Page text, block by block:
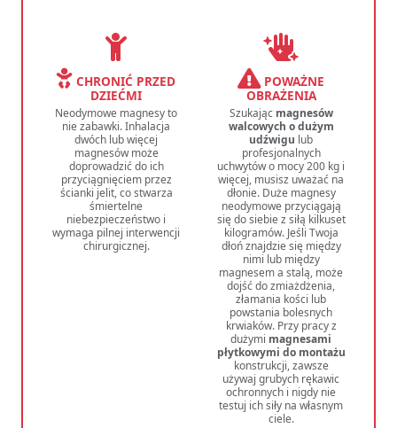
CHRONIĆ PRZED
DZIEĆMI
Neodymowe magnesy to
nie zabawki. Inhalacja
dwóch lub więcej
magnesów może
doprowadzić do ich
przyciągnięciem przez
ścianki jelit, co stwarza
śmiertelne
niebezpieczeństwo i
wymaga pilnej interwencji
chirurgicznej.
POWAŻNE
OBRAŻENIA
Szukając magnesów
walcowych o dużym
udźwigu lub
profesjonalnych
uchwytów o mocy 200 kg i
więcej, musisz uważać na
dłonie. Duże magnesy
neodymowe przyciągają
się do siebie z siłą kilkuset
kilogramów. Jeśli Twoja
dłoń znajdzie się między
nimi lub między
magnesem a stalą, może
dojść do zmiażdżenia,
złamania kości lub
powstania bolesnych
krwiaków. Przy pracy z
dużymi magnesami
płytkowymi do montażu
konstrukcji, zawsze
używaj grubych rękawic
ochronnych i nigdy nie
testuj ich siły na własnym
ciele.